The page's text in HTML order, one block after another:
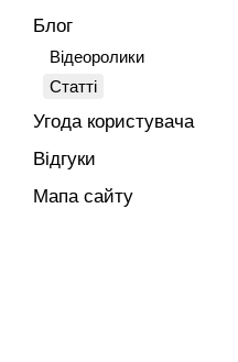
Блог
Відеоролики
Статті
Угода користувача
Відгуки
Мапа сайту